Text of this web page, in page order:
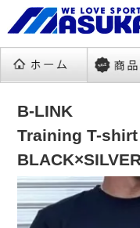
B-LINK
Training T-shirt
BLACK×SILVER